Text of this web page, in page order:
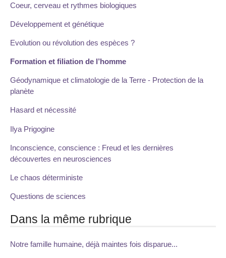
Coeur, cerveau et rythmes biologiques
Développement et génétique
Evolution ou révolution des espèces ?
Formation et filiation de l’homme
Géodynamique et climatologie de la Terre - Protection de la
planète
Hasard et nécessité
Ilya Prigogine
Inconscience, conscience : Freud et les dernières
découvertes en neurosciences
Le chaos déterministe
Questions de sciences
Dans la même rubrique
Notre famille humaine, déjà maintes fois disparue...